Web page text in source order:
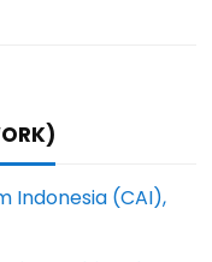
Indonesia (CAI),